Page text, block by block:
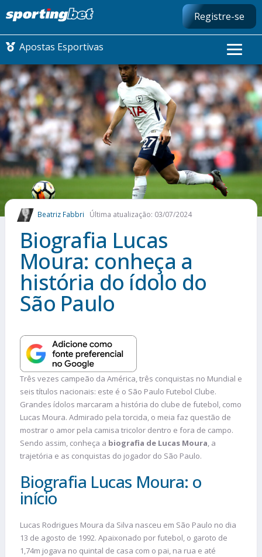
Registre-se
Apostas Esportivas
CONMEBOL LIBERTADORES
FUTEBOL NACIONAL
FUTEBOL INTERNACIONAL
COMO APOSTAR
MAIS ESPORTES
Beatriz Fabbri Última atualização: 03/07/2024
Biografia Lucas
Moura: conheça a
história do ídolo do
São Paulo
Três vezes campeão da América, três conquistas no Mundial e
seis títulos nacionais: este é o São Paulo Futebol Clube.
Grandes ídolos marcaram a história do clube de futebol, como
Lucas Moura. Admirado pela torcida, o meia faz questão de
mostrar o amor pela camisa tricolor dentro e fora de campo.
Sendo assim, conheça a biografia de Lucas Moura, a
trajetória e as conquistas do jogador do São Paulo.
Biografia Lucas Moura: o
início
Lucas Rodrigues Moura da Silva nasceu em São Paulo no dia
13 de agosto de 1992. Apaixonado por futebol, o garoto de
1,74m jogava no quintal de casa com o pai, na rua e até